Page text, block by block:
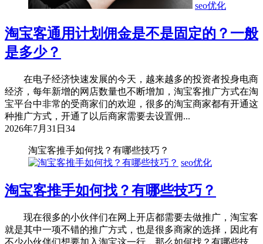
seo优化
淘宝客通用计划佣金是不是固定的？一般
是多少？
在电子经济快速发展的今天，越来越多的投资者投身电商
经济，每年新增的网店数量也不断增加，淘宝客推广方式在淘
宝平台中非常的受商家们的欢迎，很多的淘宝商家都有开通这
种推广方式，开通了以后商家需要去设置佣...
2026年7月31日 34
淘宝客推手如何找？有哪些技巧？
seo优化
淘宝客推手如何找？有哪些技巧？
现在很多的小伙伴们在网上开店都需要去做推广，淘宝客
就是其中一项不错的推广方式，也是很多商家的选择，因此有
不少小伙伴们想要加入淘宝这一行，那么如何找？有哪些技